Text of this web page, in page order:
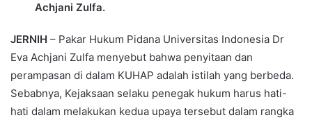
Achjani Zulfa.
JERNIH – Pakar Hukum Pidana Universitas Indonesia Dr
Eva Achjani Zulfa menyebut bahwa penyitaan dan
perampasan di dalam KUHAP adalah istilah yang berbeda.
Sebabnya, Kejaksaan selaku penegak hukum harus hati-
hati dalam melakukan kedua upaya tersebut dalam rangka